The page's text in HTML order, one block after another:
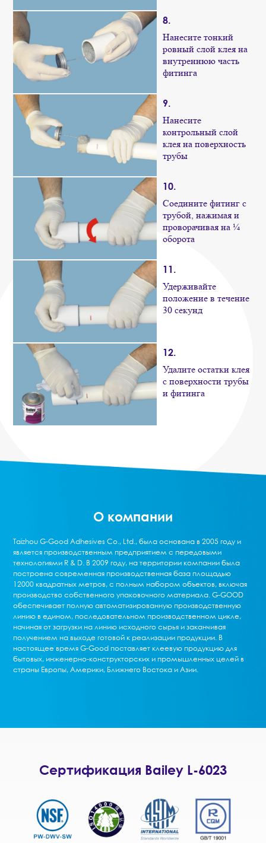
8.
Нанесите тонкий
ровный слой клея на
внутреннюю часть
фитинга
9.
Нанесите
контрольный слой
клея на поверхность
трубы
10.
Соедините фитинг с
трубой, нажимая и
проворачивая на ¼
оборота
11.
Удерживайте
положение в течение
30 секунд
12.
Удалите остатки клея
с поверхности трубы
и фитинга
О компании
Taizhou G-Good Adhesives Co., Ltd., была основана в 2005 году и
является производственным предприятием с передовыми
технологиями R & D. В 2009 году, на территории компании была
построена современная производственная база площадью
12000 квадратных метров, с полным набором объектов, включая
производство собственного упаковочного материала. G-GOOD
обеспечивает полную автоматизированную производственную
линию в едином, последовательном производственном цикле,
начиная от загрузки на линию исходного сырья и заканчивая
получением на выходе готовой к реализации продукции. В
настоящее время G-Good поставляет клеевую продукцию для
бытовых, инженерно-конструкторских и промышленных целей в
страны Европы, Америки, Ближнего Востока и Азии.
Сертификация Bailey L-6023